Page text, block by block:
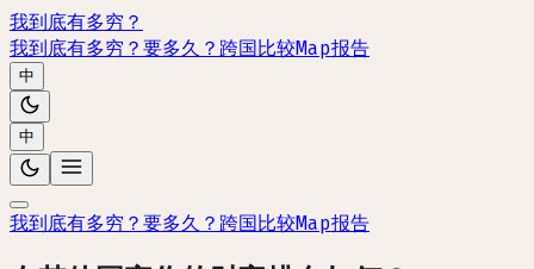
我到底有多穷？
我到底有多穷？要多久？ 跨国比较Map报告
中
中
我到底有多穷？要多久？ 跨国比较Map报告